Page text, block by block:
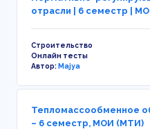
отрасли | 6 семестр |
Строительство
Онлайн тесты
Автор:Majya
Тепломассообменное
– 6 семестр, МОИ (МТИ)